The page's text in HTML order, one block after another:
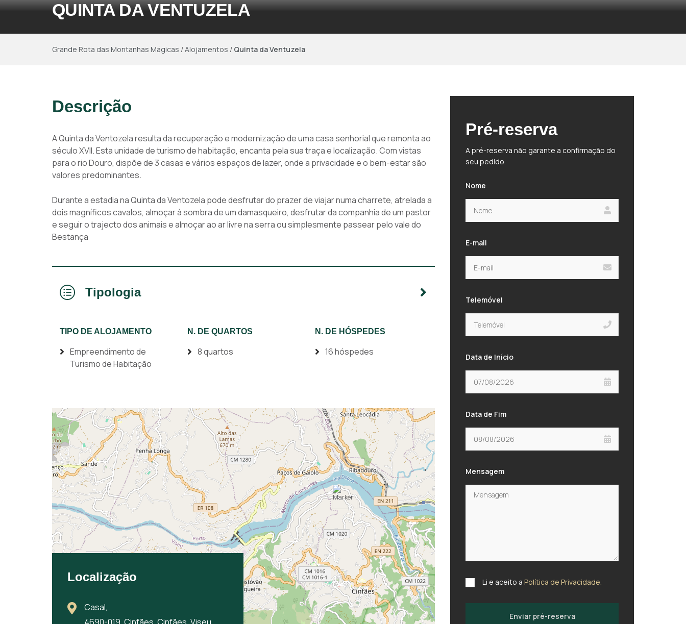
QUINTA DA VENTUZELA
Grande Rota das Montanhas Mágicas /Alojamentos / Quinta da Ventuzela
Descrição
A Quinta da Ventozela resulta da recuperação e modernização de uma casa senhorial que remonta ao
século XVII. Esta unidade de turismo de habitação, encanta pela sua traça e localização. Com vistas
para o rio Douro, dispõe de 3 casas e vários espaços de lazer, onde a privacidade e o bem-estar são
valores predominantes.
Durante a estadia na Quinta da Ventozela pode desfrutar do prazer de viajar numa charrete, atrelada a
dois magníficos cavalos, almoçar à sombra de um damasqueiro, desfrutar da companhia de um pastor
e seguir o trajecto dos animais e almoçar ao ar livre na serra ou simplesmente passear pelo vale do
Bestança
Tipologia
TIPO DE ALOJAMENTO
Empreendimento de
Turismo de Habitação
N. DE QUARTOS
8 quartos
N. DE HÓSPEDES
16 hóspedes
Localização
Casal,
Pré-reserva
A pré-reserva não garante a confirmação do
seu pedido.
Nome
E-mail
Telemóvel
Data de Início
Data de Fim
Mensagem
Li e aceito a Política de Privacidade.
Enviar pré-reserva